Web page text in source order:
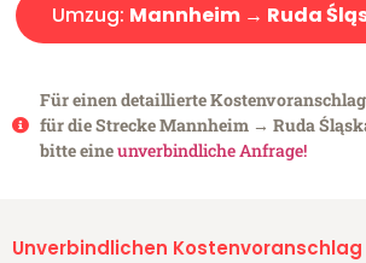
Umzug: Mannheim → Ruda
Für einen detaillierte
für die Strecke Mannheim → Ruda
bitte eineunverbindliche Anfrage!
Unverbindlichen